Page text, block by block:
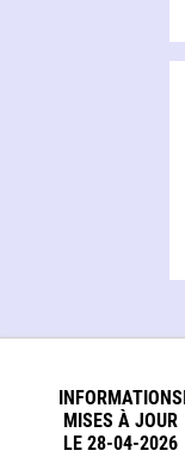
INFORMATIONS
MISES À JOUR
LE 28-04-2026